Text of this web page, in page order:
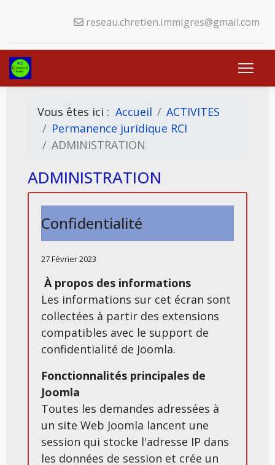
reseau.chretien.immigres@gmail.com
Vous êtes ici : Accueil
ACTIVITES
Permanence juridique RCI
ADMINISTRATION
ADMINISTRATION
Confidentialité
27 Février 2023
À propos des informations
Les informations sur cet écran sont
collectées à partir des extensions
compatibles avec le support de
confidentialité de Joomla.
Fonctionnalités principales de
Joomla
Toutes les demandes adressées à
un site Web Joomla lancent une
session qui stocke l'adresse IP dans
les données de session et crée un